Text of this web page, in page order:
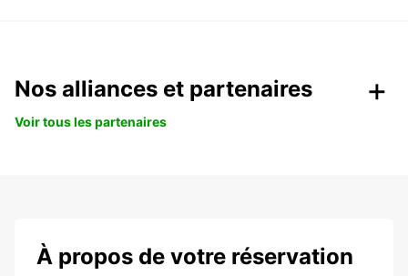
Nos alliances et partenaires
Voir tous les partenaires
À propos de votre réservation